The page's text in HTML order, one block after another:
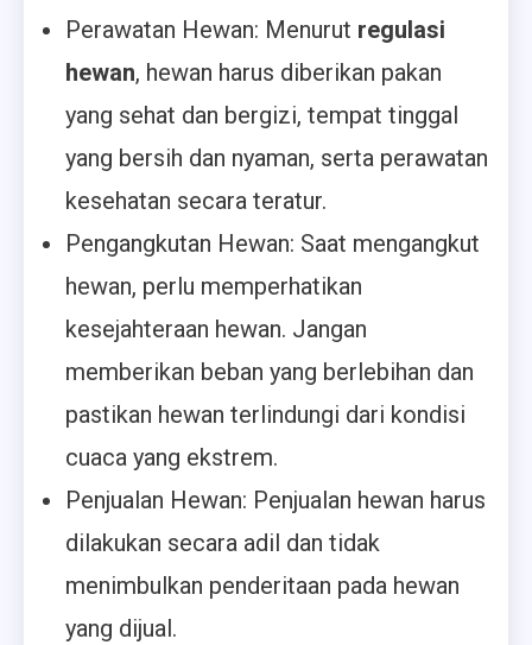
Perawatan Hewan: Menurut regulasi
hewan, hewan harus diberikan pakan
yang sehat dan bergizi, tempat tinggal
yang bersih dan nyaman, serta perawatan
kesehatan secara teratur.
Pengangkutan Hewan: Saat mengangkut
hewan, perlu memperhatikan
kesejahteraan hewan. Jangan
memberikan beban yang berlebihan dan
pastikan hewan terlindungi dari kondisi
cuaca yang ekstrem.
Penjualan Hewan: Penjualan hewan harus
dilakukan secara adil dan tidak
menimbulkan penderitaan pada hewan
yang dijual.